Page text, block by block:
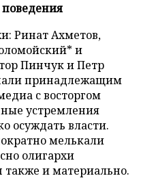
Ринат Ахметов,
и
Пинчук и Петр
принадлежащим
с восторгом
устремления
осуждать власти.
мелькали
олигархи
и материально.